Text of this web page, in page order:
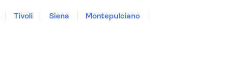
Tivoli Siena
Montepulciano